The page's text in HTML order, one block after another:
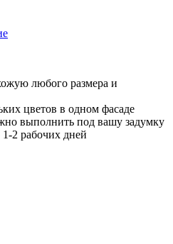
любого размера и
цветов в одном фасаде
выполнить под вашу задумку
1-2 рабочих дней